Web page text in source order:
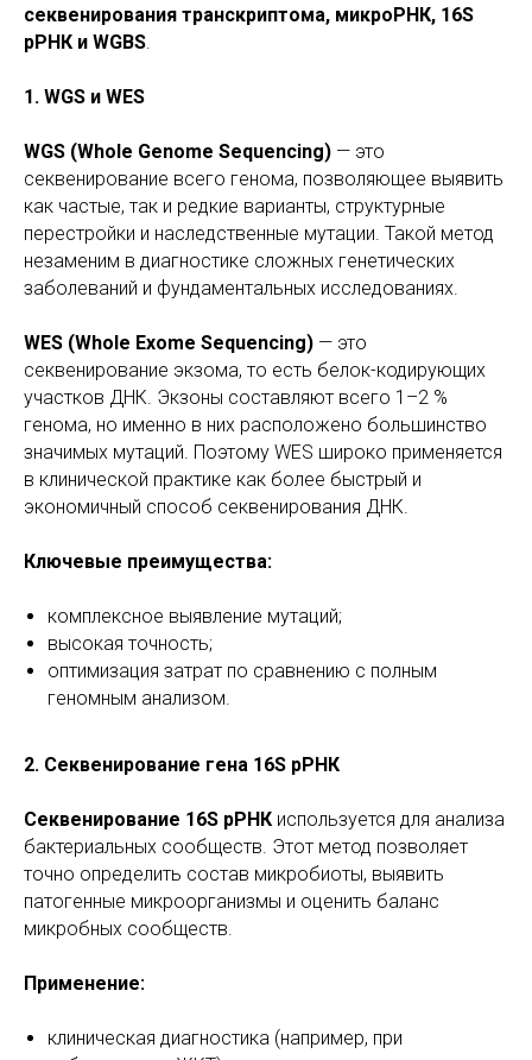
секвенирования транскриптома, микроРНК, 16S
рРНК и WGBS.
1. WGS и WES
WGS (Whole Genome Sequencing) — это
секвенирование всего генома, позволяющее выявить
как частые, так и редкие варианты, структурные
перестройки и наследственные мутации. Такой метод
незаменим в диагностике сложных генетических
заболеваний и фундаментальных исследованиях.
WES (Whole Exome Sequencing) — это
секвенирование экзома, то есть белок-кодирующих
участков ДНК. Экзоны составляют всего 1–2 %
генома, но именно в них расположено большинство
значимых мутаций. Поэтому WES широко применяется
в клинической практике как более быстрый и
экономичный способ секвенирования ДНК.
Ключевые преимущества:
комплексное выявление мутаций;
высокая точность;
оптимизация затрат по сравнению с полным
геномным анализом.
2. Секвенирование гена 16S рРНК
Секвенирование 16S рРНК используется для анализа
бактериальных сообществ. Этот метод позволяет
точно определить состав микробиоты, выявить
патогенные микроорганизмы и оценить баланс
микробных сообществ.
Применение:
клиническая диагностика (например, при